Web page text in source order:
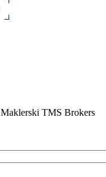
TMS Brokers